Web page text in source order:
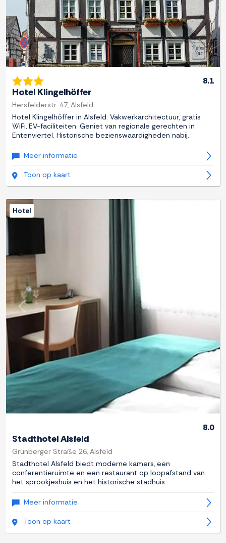
8.1
Hotel Klingelhöffer
Hersfelderstr. 47, Alsfeld
Hotel Klingelhöffer in Alsfeld: Vakwerkarchitectuur, gratis
WiFi, EV-faciliteiten. Geniet van regionale gerechten in
Entenviertel. Historische bezienswaardigheden nabij.
Meer informatie
Toon op kaart
Previous
Hotel
8.0
Stadthotel Alsfeld
Grünberger Straße 26, Alsfeld
Stadthotel Alsfeld biedt moderne kamers, een
conferentieruimte en een restaurant op loopafstand van
het sprookjeshuis en het historische stadhuis.
Meer informatie
Toon op kaart